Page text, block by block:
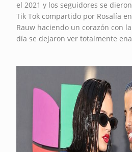
el 2021 y los seguidores se
Tik Tok compartido por Rosalía
Rauw haciendo un corazón con
día se dejaron ver totalmente